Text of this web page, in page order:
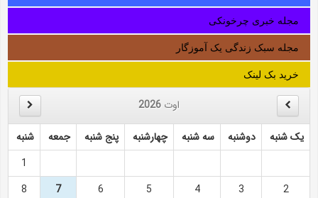
مجله خبری چرخونکی
مجله سبک زندگی یک آموزگار
خرید بک لینک
اوت 2026
یک شنبه دوشنبه سه شنبه چهارشنبه پنج شنبه جمعه
شنبه
1
2
3
4
5
6
7
8